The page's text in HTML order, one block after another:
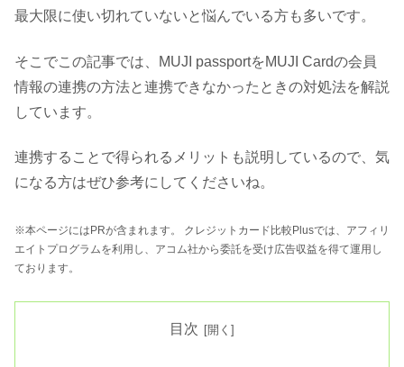
最大限に使い切れていないと悩んでいる方も多いです。
そこでこの記事では、MUJI passportをMUJI Cardの会員
情報の連携の方法と連携できなかったときの対処法を解説
しています。
連携することで得られるメリットも説明しているので、気
になる方はぜひ参考にしてくださいね。
※本ページにはPRが含まれます。 クレジットカード比較Plusでは、アフィリ
エイトプログラムを利用し、アコム社から委託を受け広告収益を得て運用し
ております。
目次